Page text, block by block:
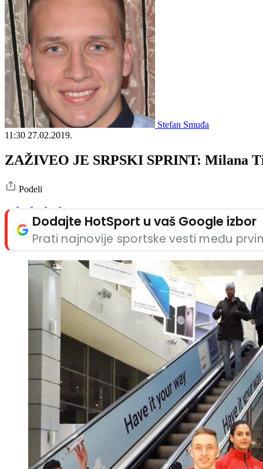
Stefan Smuđa
11:30 27.02.2019.
ZAŽIVEO JE SRPSKI SPRINT: Milana
Podeli
Dodajte HotSport u vaš Google izbor
Prati najnovije sportske vesti među